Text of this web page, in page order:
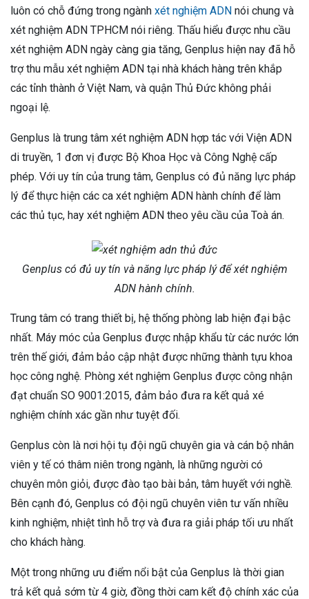
luôn có chỗ đứng trong ngành xét nghiệm ADN nói chung và
xét nghiệm ADN TPHCM nói riêng. Thấu hiểu được nhu cầu
xét nghiệm ADN ngày càng gia tăng, Genplus hiện nay đã hỗ
trợ thu mẫu xét nghiệm ADN tại nhà khách hàng trên khắp
các tỉnh thành ở Việt Nam, và quận Thủ Đức không phải
ngoại lệ.
Genplus là trung tâm xét nghiệm ADN hợp tác với Viện ADN
di truyền, 1 đơn vị được Bộ Khoa Học và Công Nghệ cấp
phép. Với uy tín của trung tâm, Genplus có đủ năng lực pháp
lý để thực hiện các ca xét nghiệm ADN hành chính để làm
các thủ tục, hay xét nghiệm ADN theo yêu cầu của Toà án.
Genplus có đủ uy tín và năng lực pháp lý để xét nghiệm
ADN hành chính.
Trung tâm có trang thiết bị, hệ thống phòng lab hiện đại bậc
nhất. Máy móc của Genplus được nhập khẩu từ các nước lớn
trên thế giới, đảm bảo cập nhật được những thành tựu khoa
học công nghệ. Phòng xét nghiệm Genplus được công nhận
đạt chuẩn SO 9001:2015, đảm bảo đưa ra kết quả xé
nghiệm chính xác gần như tuyệt đối.
Genplus còn là nơi hội tụ đội ngũ chuyên gia và cán bộ nhân
viên y tế có thâm niên trong ngành, là những người có
chuyên môn giỏi, được đào tạo bài bản, tâm huyết với nghề.
Bên cạnh đó, Genplus có đội ngũ chuyên viên tư vấn nhiều
kinh nghiệm, nhiệt tình hỗ trợ và đưa ra giải pháp tối ưu nhất
cho khách hàng.
Một trong những ưu điểm nổi bật của Genplus là thời gian
trả kết quả sớm từ 4 giờ, đồng thời cam kết độ chính xác của